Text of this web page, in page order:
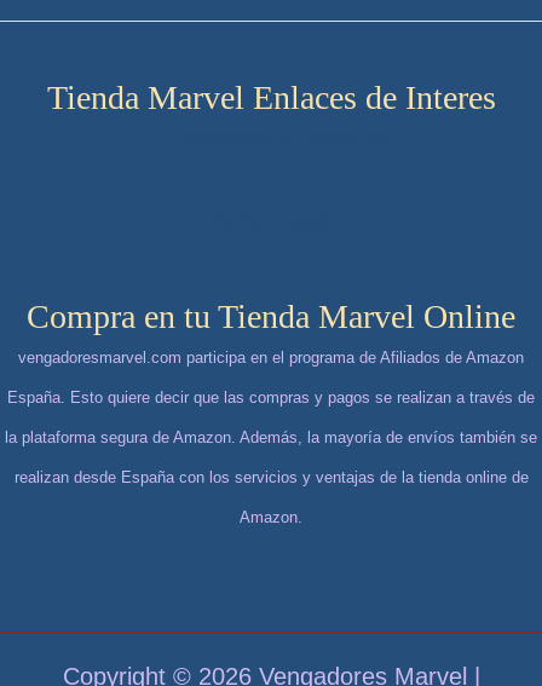
Tienda Marvel Enlaces de Interes
Compra en tu Tienda Marvel Online
vengadoresmarvel.com participa en el programa de Afiliados de Amazon
España. Esto quiere decir que las compras y pagos se realizan a través de
la plataforma segura de Amazon. Además, la mayoría de envíos también se
realizan desde España con los servicios y ventajas de la tienda online de
Amazon.
Copyright © 2026 Vengadores Marvel |